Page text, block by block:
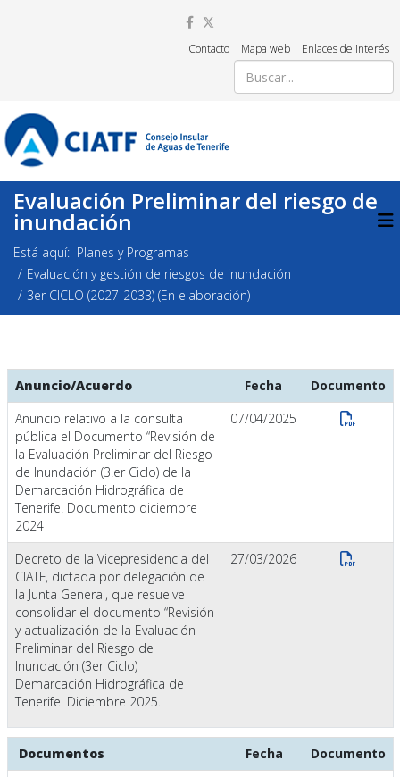
Contacto Mapa web Enlaces de interés
Evaluación Preliminar del riesgo de
inundación
Está aquí: Planes y Programas
Evaluación y gestión de riesgos de inundación
3er CICLO (2027-2033) (En elaboración)
Anuncio/Acuerdo Fecha
Documento
Anuncio relativo a la consulta
pública el Documento “Revisión de
la Evaluación Preliminar del Riesgo
de Inundación (3.er Ciclo) de la
Demarcación Hidrográfica de
Tenerife. Documento diciembre
2024
07/04/2025
Decreto de la Vicepresidencia del
CIATF, dictada por delegación de
la Junta General, que resuelve
consolidar el documento “Revisión
y actualización de la Evaluación
Preliminar del Riesgo de
Inundación (3er Ciclo)
Demarcación Hidrográfica de
Tenerife. Diciembre 2025.
27/03/2026
Documentos Fecha
Documento